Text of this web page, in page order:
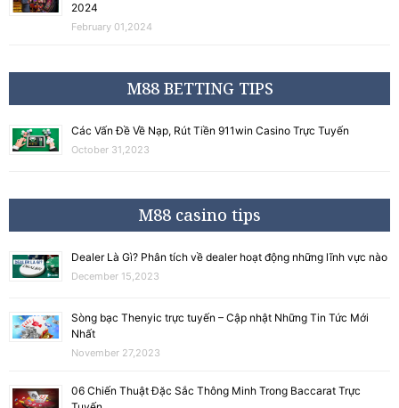
2024
February 01,2024
M88 BETTING TIPS
Các Vấn Đề Về Nạp, Rút Tiền 911win Casino Trực Tuyến
October 31,2023
M88 casino tips
Dealer Là Gì? Phân tích về dealer hoạt động những lĩnh vực nào
December 15,2023
Sòng bạc Thenyic trực tuyến – Cập nhật Những Tin Tức Mới
Nhất
November 27,2023
06 Chiến Thuật Đặc Sắc Thông Minh Trong Baccarat Trực